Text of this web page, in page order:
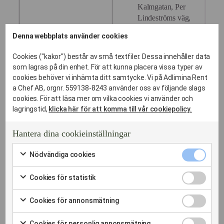
Kalmgatan, Per
Lindeströms väg,
SParfvenfeltsgatan,
Sten Bergmans väg,
Thunbergsgatan,
Tidaholmsvägen,
Wahlbergsgatan,
Åkerbladsgatan,
Nathorstvägen, etc
ALLT DU BEHÖVER VETA FÖR ATT PLANERA ETT
Denna webbplats använder cookies
Cookies ("kakor") består av små textfiler. Dessa innehåller data
som lagras på din enhet. För att kunna placera vissa typer av
cookies behöver vi inhämta ditt samtycke. Vi på Adlimina Rent
a Chef AB, orgnr. 559138-8243 använder oss av följande slags
cookies. För att läsa mer om vilka cookies vi använder och
lagringstid, klicka här för att komma till vår cookiepolicy.
Hantera dina cookieinställningar
Nödvändiga cookies
att
samtycka
till
av
cookies
kryssruta
Cookies för statistik
att
samtycka
till
Cookies
för
statistik
kryssruta
Cookies för annonsmätning
Cookies
för
Cookies